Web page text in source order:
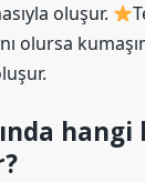
oluşur.
olursa